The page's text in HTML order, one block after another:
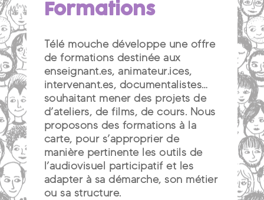
Formations
Télé mouche développe une offre
de formations destinée aux
enseignant.es, animateur.ices,
intervenant.es, documentalistes…
souhaitant mener des projets de
d’ateliers, de films, de cours. Nous
proposons des formations à la
carte, pour s’approprier de
manière pertinente les outils de
l’audiovisuel participatif et les
adapter à sa démarche, son métier
ou sa structure.